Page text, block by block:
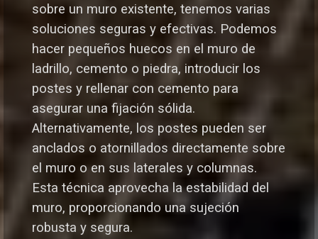
sobre un muro existente, tenemos varias
soluciones seguras y efectivas. Podemos
hacer pequeños huecos en el muro de
ladrillo, cemento o piedra, introducir los
postes y rellenar con cemento para
asegurar una fijación sólida.
Alternativamente, los postes pueden ser
anclados o atornillados directamente sobre
el muro o en sus laterales y columnas.
Esta técnica aprovecha la estabilidad del
muro, proporcionando una sujeción
robusta y segura.